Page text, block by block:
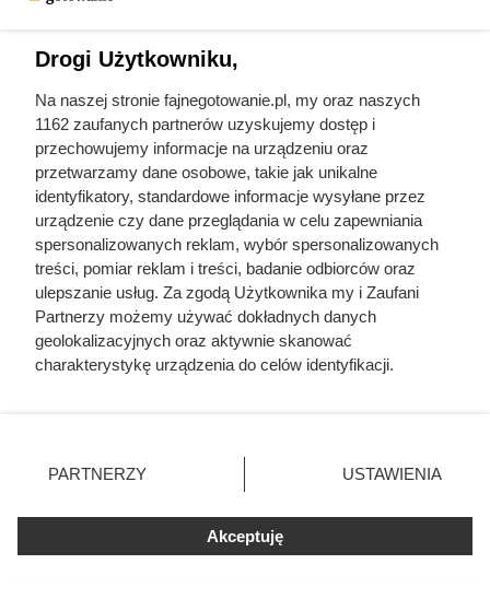
wyprzedaniem zapasów.
na kartę Moja Biedronka. Jeśli cenisz aromatyczną kawę
wysokiej jakości i chcesz zaoszczędzić, wybierz się do
najbliższej Biedronki.
Drogi Użytkowniku,
Na naszej stronie fajnegotowanie.pl, my oraz naszych
1162 zaufanych partnerów uzyskujemy dostęp i
przechowujemy informacje na urządzeniu oraz
przetwarzamy dane osobowe, takie jak unikalne
identyfikatory, standardowe informacje wysyłane przez
urządzenie czy dane przeglądania w celu zapewniania
spersonalizowanych reklam, wybór spersonalizowanych
treści, pomiar reklam i treści, badanie odbiorców oraz
ulepszanie usług. Za zgodą Użytkownika my i Zaufani
Partnerzy możemy używać dokładnych danych
geolokalizacyjnych oraz aktywnie skanować
charakterystykę urządzenia do celów identyfikacji.
zmienić/wycofać klikając przycisk ustawień prywatności
znajdujący się w lewym dolnym rogu strony
rodzaje przetwarzania danych nie wymagają zgody
użytkownika, ale masz prawo sprzeciwić się takiemu
przetwarzaniu. Preferencje będą miały zastosowania tylko
PARTNERZY USTAWIENIA
Akceptuję